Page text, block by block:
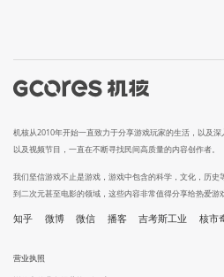
机核从2010年开始一直致力于分享游戏玩家的生活，以及
以及视频节目，一直在不断寻找民间高质量的内容创作者。
我们坚信游戏不止是游戏，游戏中包含的科学，文化，历
到二次元甚至电影的领域，这些内容非常值得分享给热爱游
知乎 微博 微信 播客 吉考斯工业 核市
营业执照